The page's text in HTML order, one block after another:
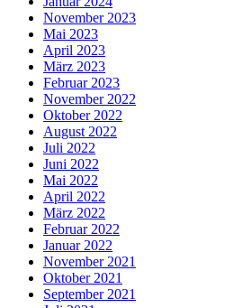
November 2023
Mai 2023
April 2023
März 2023
Februar 2023
November 2022
Oktober 2022
August 2022
Juli 2022
Juni 2022
Mai 2022
April 2022
März 2022
Februar 2022
Januar 2022
November 2021
Oktober 2021
September 2021